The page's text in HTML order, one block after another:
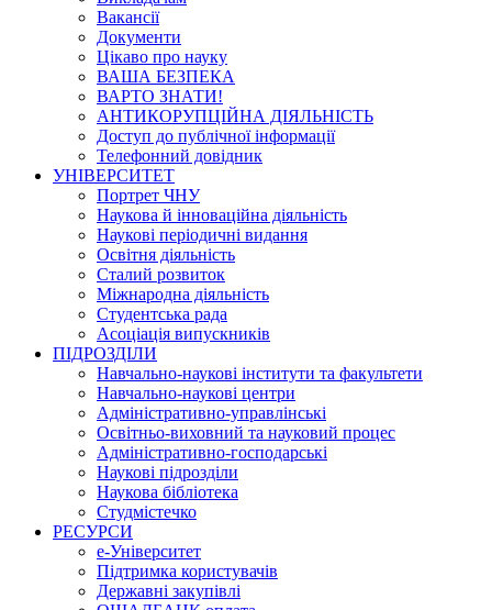
Вакансії
Документи
Цікаво про науку
ВАША БЕЗПЕКА
ВАРТО ЗНАТИ!
АНТИКОРУПЦІЙНА ДІЯЛЬНІСТЬ
Доступ до публічної інформації
Телефонний довідник
УНІВЕРСИТЕТ
Портрет ЧНУ
Наукова й інноваційна діяльність
Наукові періодичні видання
Освітня діяльність
Сталий розвиток
Міжнародна діяльність
Студентська рада
Асоціація випускників
ПІДРОЗДІЛИ
Навчально-наукові інститути та факультети
Навчально-наукові центри
Адміністративно-управлінські
Освітньо-виховний та науковий процес
Адміністративно-господарські
Наукові підрозділи
Наукова бібліотека
Студмістечко
РЕСУРСИ
е-Університет
Підтримка користувачів
Державні закупівлі